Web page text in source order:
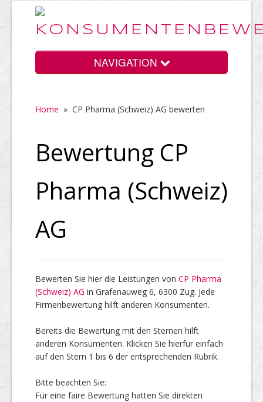
NAVIGATION
Home
Vorteile
Top Firmen
Über uns
Home » CP Pharma (Schweiz) AG bewerten
Bewertung CP
Pharma (Schweiz)
AG
Bewerten Sie hier die Leistungen von CP Pharma
(Schweiz) AG in Grafenauweg 6, 6300 Zug. Jede
Firmenbewertung hilft anderen Konsumenten.
Bereits die Bewertung mit den Sternen hilft
anderen Konsumenten. Klicken Sie hierfür einfach
auf den Stern 1 bis 6 der entsprechenden Rubrik.
Bitte beachten Sie:
Für eine faire Bewertung hatten Sie direkten